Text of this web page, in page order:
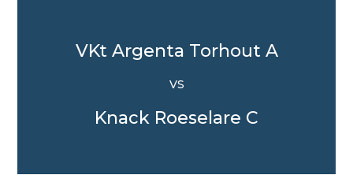
VKt Argenta Torhout A
VS
Knack Roeselare C